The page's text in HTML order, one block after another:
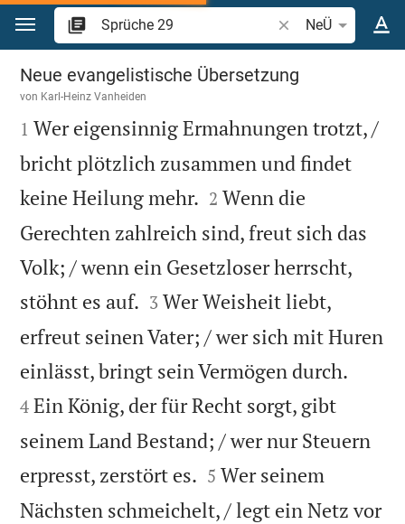
Zum Inhalt springen
Bibelstelle oder
NeÜ
Sprüche 29
Neue evangelistische Übersetzung
von Karl-Heinz Vanheiden

1 Wer eigensinnig Ermahnungen trotzt, /
bricht plötzlich zusammen und findet
keine Heilung mehr. 

2 Wenn die
Gerechten zahlreich sind, freut sich das
Volk; / wenn ein Gesetzloser herrscht,
stöhnt es auf. 

3 Wer Weisheit liebt,
erfreut seinen Vater; / wer sich mit Huren
einlässt, bringt sein Vermögen durch.
4 Ein König, der für Recht sorgt, gibt
seinem Land Bestand; / wer nur Steuern
erpresst, zerstört es. 

5 Wer seinem
Nächsten schmeichelt, / legt ein Netz vor